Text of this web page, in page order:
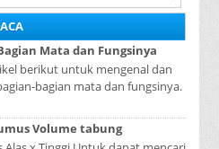
Mata dan Fungsinya
berikut untuk mengenal dan
bagian mata dan fungsinya.
mer...
Volume tabung